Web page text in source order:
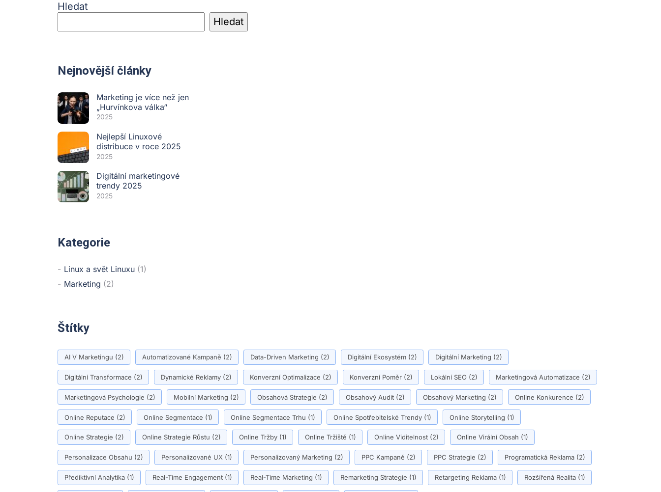
Hledat
Hledat
Nejnovější články
Marketing je více než jen
„Hurvínkova válka“
2025
Nejlepší Linuxové
distribuce v roce 2025
2025
Digitální marketingové
trendy 2025
2025
Kategorie
Linux a svět Linuxu (1)
Marketing (2)
Štítky
AI V Marketingu (2) Automatizované Kampaně (2) Data-Driven Marketing (2) Digitální Ekosystém(2) Digitální Marketing (2)
Digitální Transformace (2) Dynamické Reklamy(2) Konverzní Optimalizace (2) Konverzní Poměr(2) Lokální SEO(2) Marketingová Automatizace (2)
Marketingová Psychologie (2) Mobilní Marketing (2) Obsahová Strategie (2) Obsahový Audit(2) Obsahový Marketing (2) Online Konkurence (2)
Online Reputace (2) Online Segmentace (1) Online Segmentace Trhu (1) Online Spotřebitelské Trendy(1) Online Storytelling (1)
Online Strategie (2) Online Strategie Růstu (2) Online Tržby(1) Online Tržiště (1) Online Viditelnost(2) Online Virální Obsah (1)
Personalizace Obsahu (2) Personalizované UX(1) Personalizovaný Marketing (2) PPC Kampaně (2) PPC Strategie (2) Programatická Reklama(2)
Přediktivní Analytika(1) Real-Time Engagement(1) Real-Time Marketing (1) Remarketing Strategie (1) Retargeting Reklama(1) Rozšířená Realita(1)